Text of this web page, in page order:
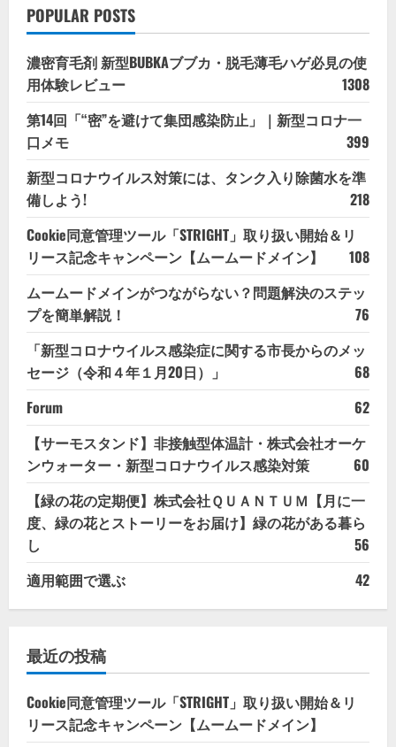
POPULAR POSTS
濃密育毛剤 新型BUBKAブブカ・脱毛薄毛ハゲ必見の使
用体験レビュー
1308
第14回「“密”を避けて集団感染防止」｜新型コロナ一
口メモ
399
新型コロナウイルス対策には、タンク入り除菌水を準
備しよう!
218
Cookie同意管理ツール「STRIGHT」取り扱い開始＆リ
リース記念キャンペーン【ムームードメイン】
108
ムームードメインがつながらない？問題解決のステッ
プを簡単解説！
76
「新型コロナウイルス感染症に関する市長からのメッ
セージ（令和４年１月20日）」
68
Forum
62
【サーモスタンド】非接触型体温計・株式会社オーケ
ンウォーター・新型コロナウイルス感染対策
60
【緑の花の定期便】株式会社ＱＵＡＮＴＵＭ【月に一
度、緑の花とストーリーをお届け】緑の花がある暮ら
し
56
適用範囲で選ぶ
42
最近の投稿
Cookie同意管理ツール「STRIGHT」取り扱い開始＆リ
リース記念キャンペーン【ムームードメイン】